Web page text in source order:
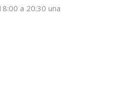
a 20:30 una